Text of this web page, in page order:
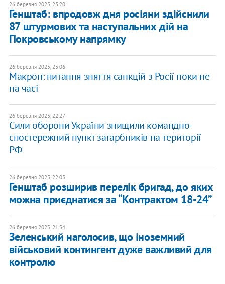
26 березня 2025, 23:20
Генштаб: впродовж дня росіяни здійснили
87 штурмових та наступальних дій на
Покровському напрямку
26 березня 2025, 23:06
Макрон: питання зняття санкцій з Росії поки не
на часі
26 березня 2025, 22:27
Сили оборони України знищили командно-
спостережний пункт загарбників на території
РФ
26 березня 2025, 22:05
Генштаб розширив перелік бригад, до яких
можна приєднатися за “Контрактом 18-24”
26 березня 2025, 21:54
Зеленський наголосив, що іноземний
військовий контингент дуже важливий для
контролю